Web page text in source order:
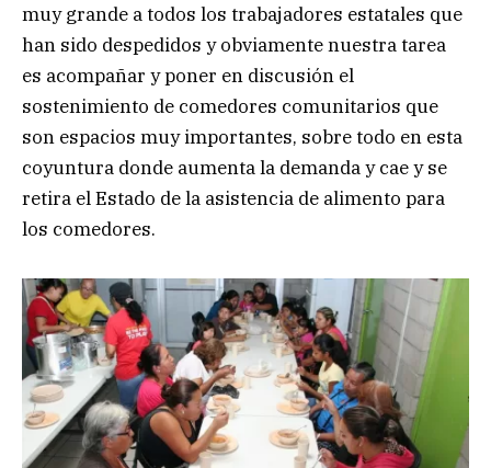
muy grande a todos los trabajadores estatales que
han sido despedidos y obviamente nuestra tarea
es acompañar y poner en discusión el
sostenimiento de comedores comunitarios que
son espacios muy importantes, sobre todo en esta
coyuntura donde aumenta la demanda y cae y se
retira el Estado de la asistencia de alimento para
los comedores.